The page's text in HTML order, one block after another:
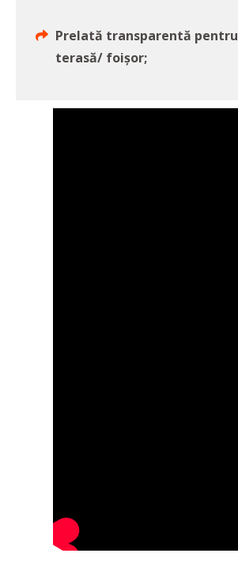
Prelată transparentă pentru
terasă/ foișor;